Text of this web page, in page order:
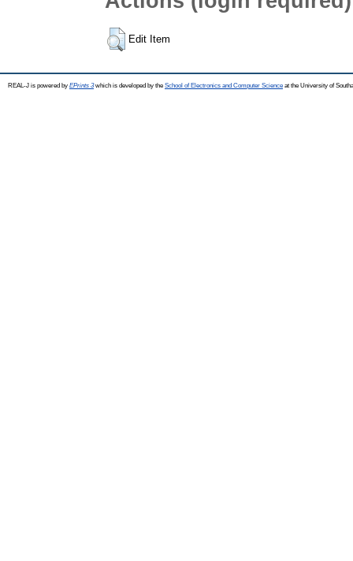
Edit Item
REAL-J is powered by EPrints 3which is developed by the School of Electronics and Computer Science at the University of